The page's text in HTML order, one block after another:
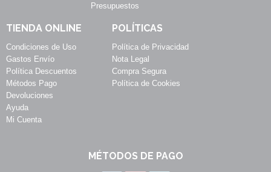
Presupuestos
TIENDA ONLINE
Condiciones de Uso
Gastos Envío
Política Descuentos
Métodos Pago
Devoluciones
Ayuda
Mi Cuenta
POLÍTICAS
Política de Privacidad
Nota Legal
Compra Segura
Política de Cookies
MÉTODOS DE PAGO